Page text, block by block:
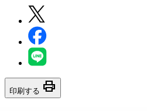
印刷する print